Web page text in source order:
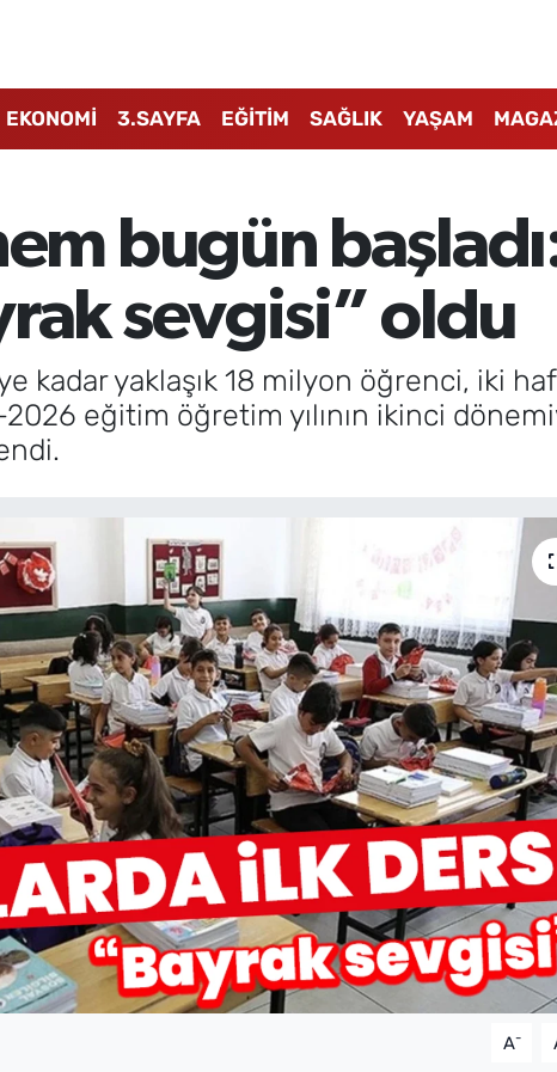
EKONOMİ 3.SAYFA EĞİTİM SAĞLIK YAŞAM
bugün
sevgisi” oldu
kadar yaklaşık 18 milyon öğrenci, iki
2026 eğitim öğretim yılının ikinci
A-